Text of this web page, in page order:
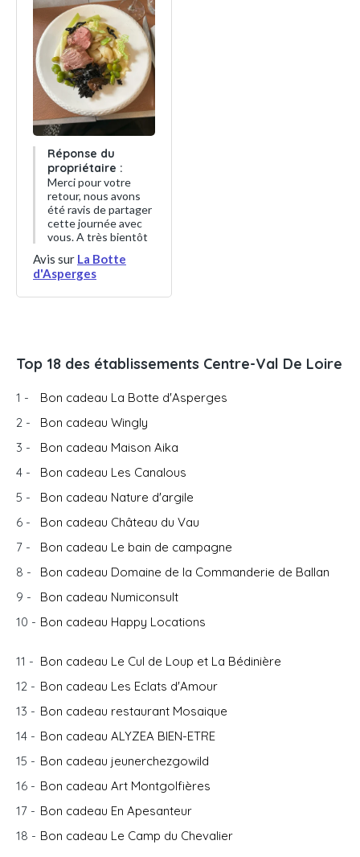
Réponse du
propriétaire :
Merci pour votre
retour, nous avons
été ravis de partager
cette journée avec
vous. A très bientôt
Avis sur La Botte
d'Asperges
Top 18 des établissements Centre-Val De Loire
1 -
Bon cadeau La Botte d'Asperges
2 -
Bon cadeau Wingly
3 -
Bon cadeau Maison Aika
4 -
Bon cadeau Les Canalous
5 -
Bon cadeau Nature d'argile
6 -
Bon cadeau Château du Vau
7 -
Bon cadeau Le bain de campagne
8 -
Bon cadeau Domaine de la Commanderie de Ballan
9 -
Bon cadeau Numiconsult
10 - Bon cadeau Happy Locations
11 - Bon cadeau Le Cul de Loup et La Bédinière
12 - Bon cadeau Les Eclats d'Amour
13 - Bon cadeau restaurant Mosaique
14 - Bon cadeau ALYZEA BIEN-ETRE
15 - Bon cadeau jeunerchezgowild
16 - Bon cadeau Art Montgolfières
17 - Bon cadeau En Apesanteur
18 - Bon cadeau Le Camp du Chevalier